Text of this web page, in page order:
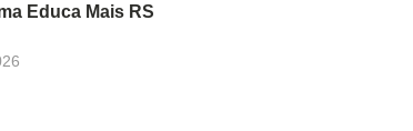
Educa Mais RS